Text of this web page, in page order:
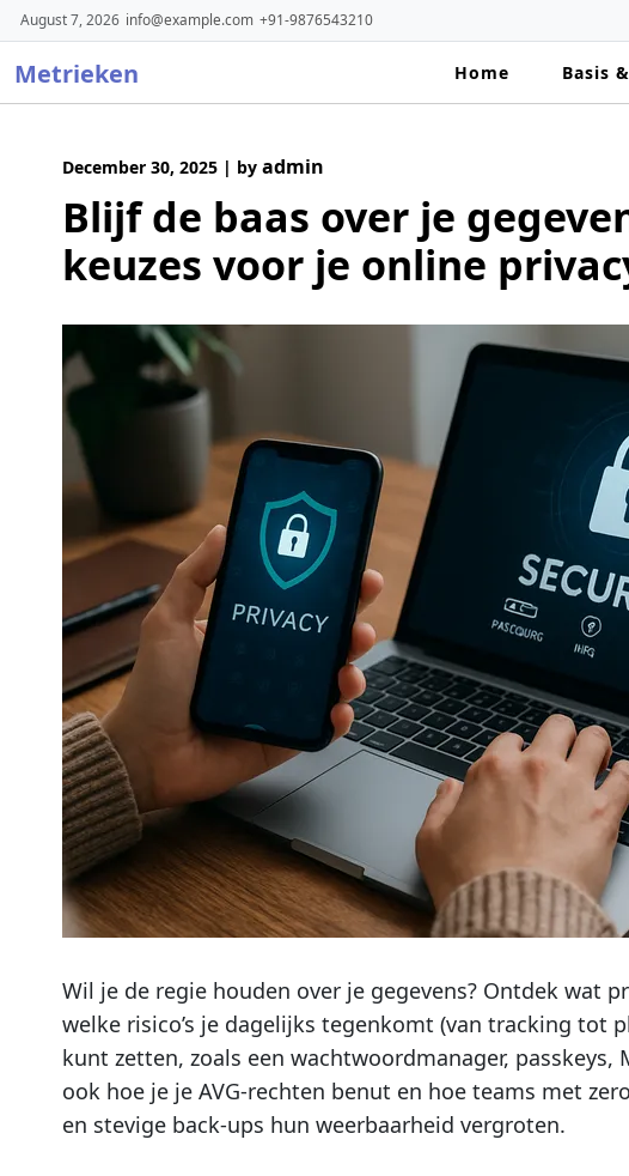
Skip
to
content
August 7, 2026 info@example.com +91-9876543210
Metrieken Home Basis
December 30, 2025 | by admin
Blijf de baas over je
keuzes voor je online
Wil je de regie houden over je gegevens? Ontdek wat
welke risico’s je dagelijks tegenkomt (van tracking tot
kunt zetten, zoals een wachtwoordmanager, passkeys,
ook hoe je je AVG-rechten benut en hoe teams met
en stevige back-ups hun weerbaarheid vergroten.